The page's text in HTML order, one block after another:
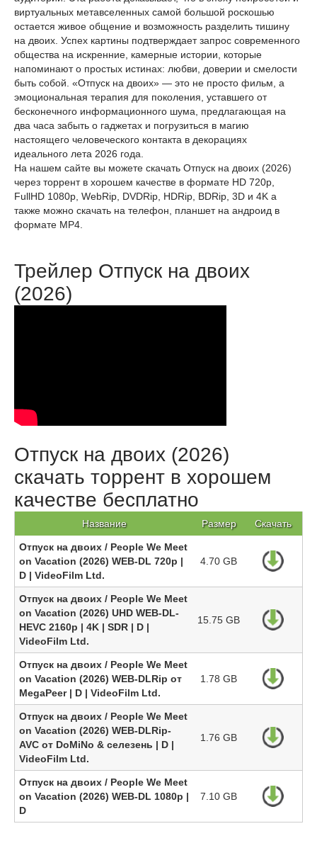
виртуальных метавселенных самой большой роскошью
остается живое общение и возможность разделить тишину
на двоих. Успех картины подтверждает запрос современного
общества на искренние, камерные истории, которые
напоминают о простых истинах: любви, доверии и смелости
быть собой. «Отпуск на двоих» — это не просто фильм, а
эмоциональная терапия для поколения, уставшего от
бесконечного информационного шума, предлагающая на
два часа забыть о гаджетах и погрузиться в магию
настоящего человеческого контакта в декорациях
идеального лета 2026 года.
На нашем сайте вы можете скачать Отпуск на двоих (2026)
через торрент в хорошем качестве в формате HD 720p,
FullHD 1080p, WebRip, DVDRip, HDRip, BDRip, 3D и 4K а
также можно скачать на телефон, планшет на андроид в
формате MP4.
Трейлер Отпуск на двоих
(2026)
Отпуск на двоих (2026)
скачать торрент в хорошем
качестве бесплатно
Название Размер Скачать
Отпуск на двоих / People We Meet
on Vacation (2026) WEB-DL 720p |
D | VideoFilm Ltd.
4.70 GB
Отпуск на двоих / People We Meet
on Vacation (2026) UHD WEB-DL-
HEVC 2160p | 4K | SDR | D |
VideoFilm Ltd.
15.75 GB
Отпуск на двоих / People We Meet
on Vacation (2026) WEB-DLRip от
MegaPeer | D | VideoFilm Ltd.
1.78 GB
Отпуск на двоих / People We Meet
on Vacation (2026) WEB-DLRip-
AVC от DoMiNo & селезень | D |
VideoFilm Ltd.
1.76 GB
Отпуск на двоих / People We Meet
on Vacation (2026) WEB-DL 1080p |
D
7.10 GB